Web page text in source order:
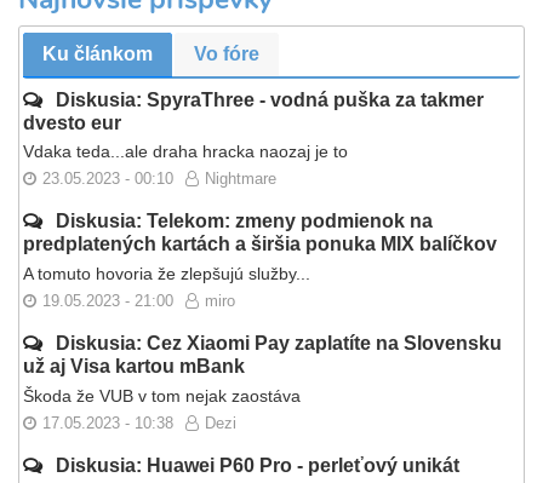
Ku článkom Vo fóre
Diskusia: SpyraThree - vodná puška za takmer
dvesto eur
Vdaka teda...ale draha hracka naozaj je to
23.05.2023 - 00:10 Nightmare
Diskusia: Telekom: zmeny podmienok na
predplatených kartách a širšia ponuka MIX balíčkov
A tomuto hovoria že zlepšujú služby...
19.05.2023 - 21:00 miro
Diskusia: Cez Xiaomi Pay zaplatíte na Slovensku
už aj Visa kartou mBank
Škoda že VUB v tom nejak zaostáva
17.05.2023 - 10:38 Dezi
Diskusia: Huawei P60 Pro - perleťový unikát